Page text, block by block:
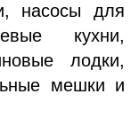
насосы для
кухни,
лодки,
мешки и